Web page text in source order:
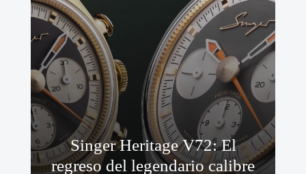
Singer Heritage V72: El
regreso del legendario calibre